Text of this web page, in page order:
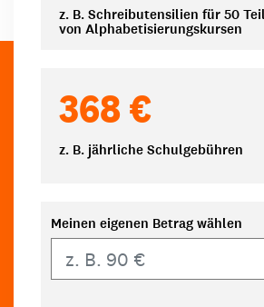
z. B. Schreibutensilien für 50
von Alphabetisierungskursen
368 €
z. B. jährliche Schulgebühren
Meinen eigenen Betrag wählen